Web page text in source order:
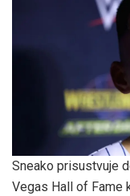
Sneako prisustvuje
Vegas Hall of Fame